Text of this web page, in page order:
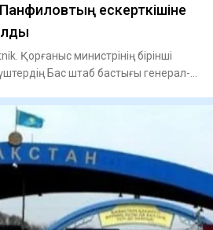
ескерткішіне
Қорғаныс министрінің бірінші
Бас штаб бастығы генерал-